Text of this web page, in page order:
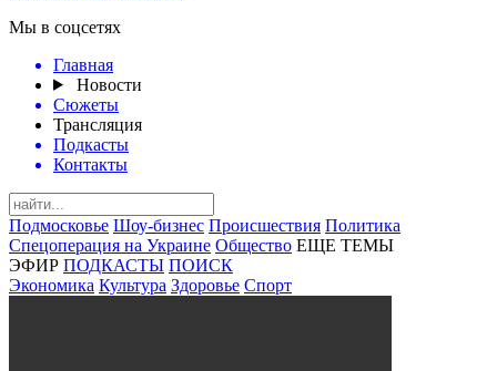
Мы в соцсетях
Главная
Новости
Сюжеты
Трансляция
Подкасты
Контакты
Подмосковье Шоу-бизнес Происшествия Политика
Спецоперация на Украине Общество ЕЩЕ ТЕМЫ
ЭФИР ПОДКАСТЫ ПОИСК
Экономика Культура Здоровье Спорт